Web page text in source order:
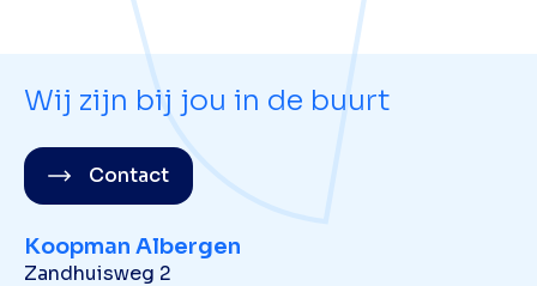
Wij zijn bij jou in de buurt
Contact
Koopman Albergen
Zandhuisweg 2